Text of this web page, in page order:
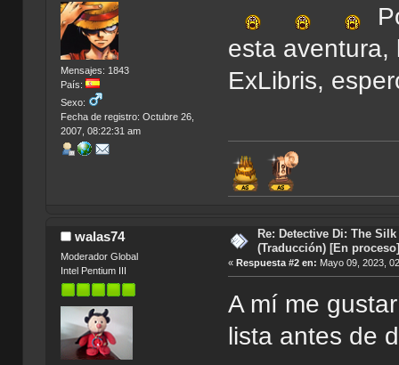
Mensajes: 1843
País:
Sexo:
Fecha de registro: Octubre 26,
2007, 08:22:31 am
esta aventura,
ExLibris,
walas74
Moderador Global
Intel Pentium III
Re: Detective Di: The
(Traducción) [En proceso]
«Respuesta #2 en: Mayo 09, 2023,
A mí me
lista antes de